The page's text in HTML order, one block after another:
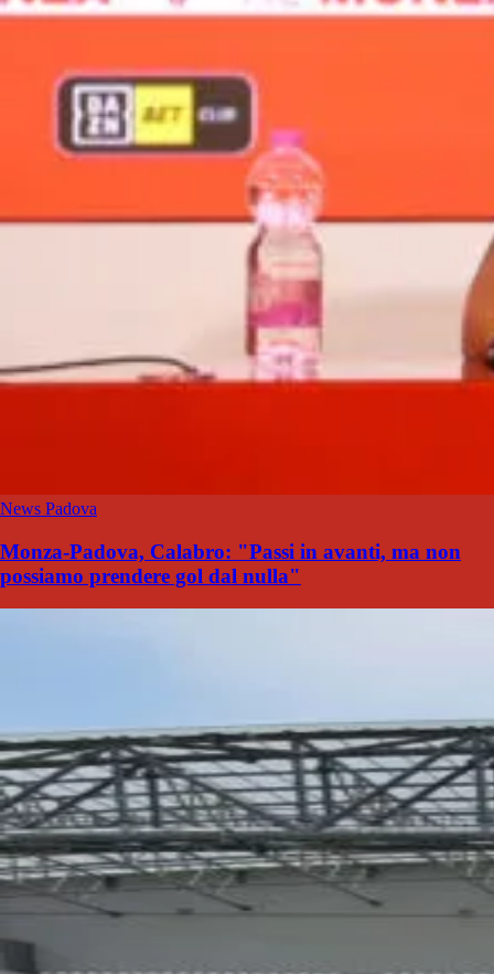
News Padova
Monza-Padova, Calabro: "Passi in avanti, ma non
possiamo prendere gol dal nulla"